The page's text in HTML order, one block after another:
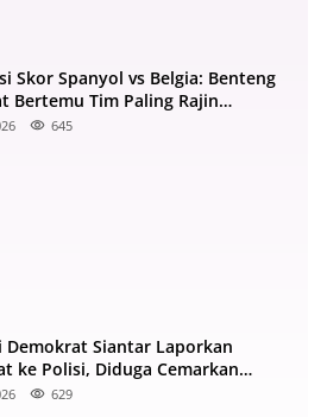
Skor Spanyol vs Belgia: Benteng
Bertemu Tim Paling Rajin
645
Demokrat Siantar Laporkan
ke Polisi, Diduga Cemarkan
di Facebook
629